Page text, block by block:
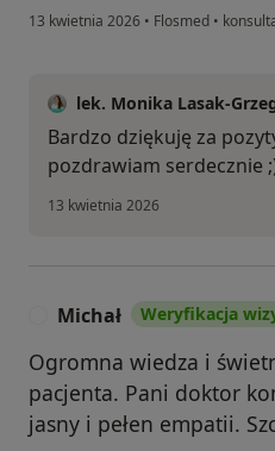
13 kwietnia 2026 • Flosmed •
lek. Monika Lasak-
Bardzo dziękuję za
pozdrawiam serdecznie
13 kwietnia 2026
Michał Weryfikacja
Ogromna wiedza i
pacjenta. Pani doktor
jasny i pełen empatii.